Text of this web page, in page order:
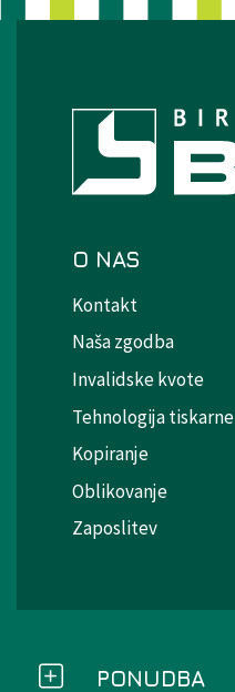
O NAS
Kontakt
Naša zgodba
Invalidske kvote
Tehnologija tiskarne
Kopiranje
Oblikovanje
Zaposlitev
PONUDBA